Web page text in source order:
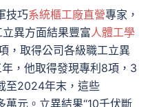
技巧系統櫃工廠直營專家，
異方面結果豐富人體工學
，取得公司各級職工立異
，他取得發現專利8項，3
至2024年末，這些
元。立異結果“10千伏斷